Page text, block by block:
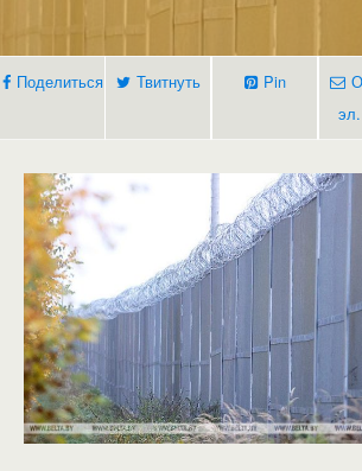
Поделиться Твитнуть Pin